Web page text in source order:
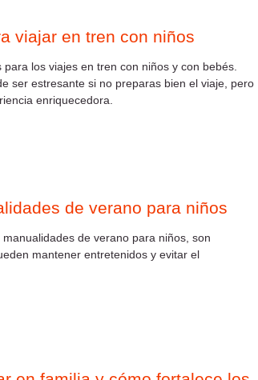
viajar en tren con niños
los viajes en tren con niños y con bebés.
ser estresante si no preparas bien el viaje, pero
enriquecedora.
de verano para niños
de verano para niños, son
mantener entretenidos y evitar el